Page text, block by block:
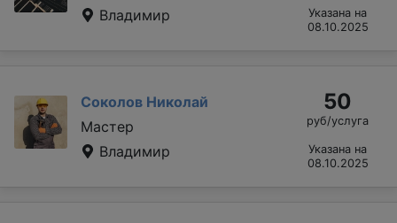
Владимир
Указана на
08.10.2025
Соколов Николай
Мастер
Владимир
50
руб/услуга
Указана на
08.10.2025